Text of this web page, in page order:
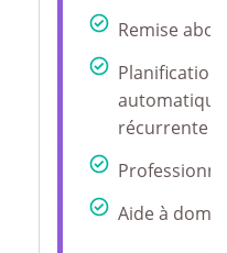
Remise
Planification
automatique
récurrente
Aide à